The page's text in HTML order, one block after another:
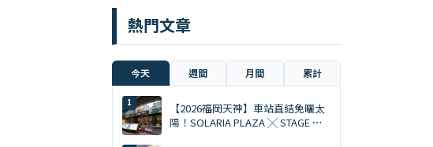
熱門文章
今天 週間 月間 累計
【2026福岡天神】車站直結免曬太
陽！SOLARIA PLAZA ╳ STAGE 必